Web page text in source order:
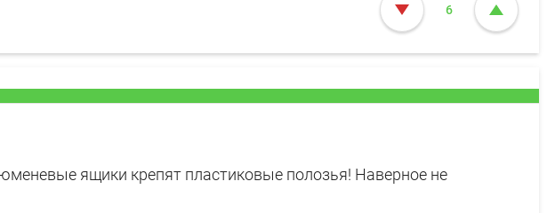
6
ящики крепят пластиковые полозья! Наверное не